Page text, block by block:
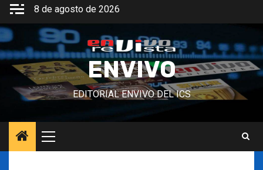
Saltar
contenido
8 de agosto de 2026
ENVIVO
EDITORIAL ENVIVO DEL ICS
Menú
principal